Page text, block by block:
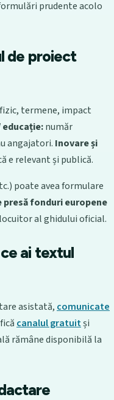
prudente acolo
de proiect
termene, impact
educație:număr
angajatori. Inovare și
e relevant și publică.
poate avea formulare
fonduri europene
al ghidului oficial.
ai textul
asistată, comunicate
canalul gratuitși
rămâne disponibilă la